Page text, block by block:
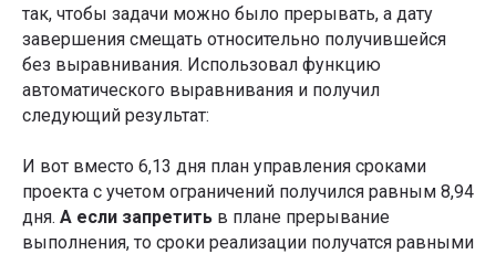
так, чтобы задачи можно было прерывать, а дату
завершения смещать относительно получившейся
без выравнивания. Использовал функцию
автоматического выравнивания и получил
следующий результат:
И вот вместо 6,13 дня план управления сроками
проекта с учетом ограничений получился равным 8,94
дня. А если запретить в плане прерывание
выполнения, то сроки реализации получатся равными
Я даюСогласие на обработку перс.данныхна
Политики конфиденциальности
Я даюСогласие на получение информационно-
рекламных рассылок
Подписаться
Телеграм-канал Product Lab